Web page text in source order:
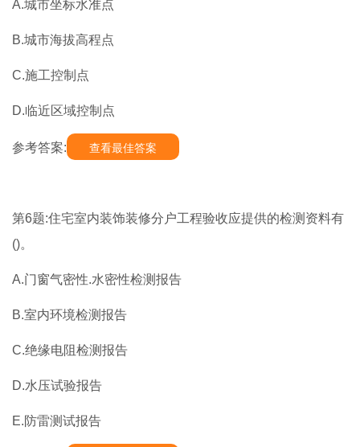
A.城市坐标水准点
B.城市海拔高程点
C.施工控制点
D.临近区域控制点
参考答案: 查看最佳答案
第6题:住宅室内装饰装修分户工程验收应提供的检测资料有
()。
A.门窗气密性.水密性检测报告
B.室内环境检测报告
C.绝缘电阻检测报告
D.水压试验报告
E.防雷测试报告